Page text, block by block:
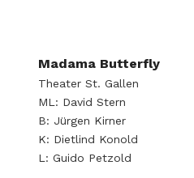
Madama Butterfly
Theater St. Gallen
ML: David Stern
B: Jürgen Kirner
K: Dietlind Konold
L: Guido Petzold